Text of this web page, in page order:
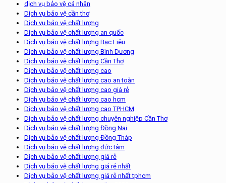
dịch vụ bảo vệ cá nhân
Dịch vụ bảo vệ cần thơ
Dịch vụ bảo vệ chất lượng
Dịch vụ bảo vệ chất lượng an quốc
Dịch vụ bảo vệ chất lượng Bạc Liêu
Dịch vụ bảo vệ chất lượng Bình Dương
Dịch vụ bảo vệ chất lượng Cần Thơ
Dịch vụ bảo vệ chất lượng cao
Dịch vụ bảo vệ chất lượng cao an toàn
Dịch vụ bảo vệ chất lượng cao giá rẻ
Dịch vụ bảo vệ chất lượng cao hcm
Dịch vụ bảo vệ chất lượng cao TPHCM
Dịch vụ bảo vệ chất lượng chuyên nghiệp Cần Thơ
Dịch vụ bảo vệ chất lượng Đồng Nai
Dịch vụ bảo vệ chất lượng Đồng Tháp
Dịch vụ bảo vệ chất lượng đức tâm
Dịch vụ bảo vệ chất lượng giá rẻ
Dịch vụ bảo vệ chất lượng giá rẻ nhất
Dịch vụ bảo vệ chất lượng giá rẻ nhất tphcm